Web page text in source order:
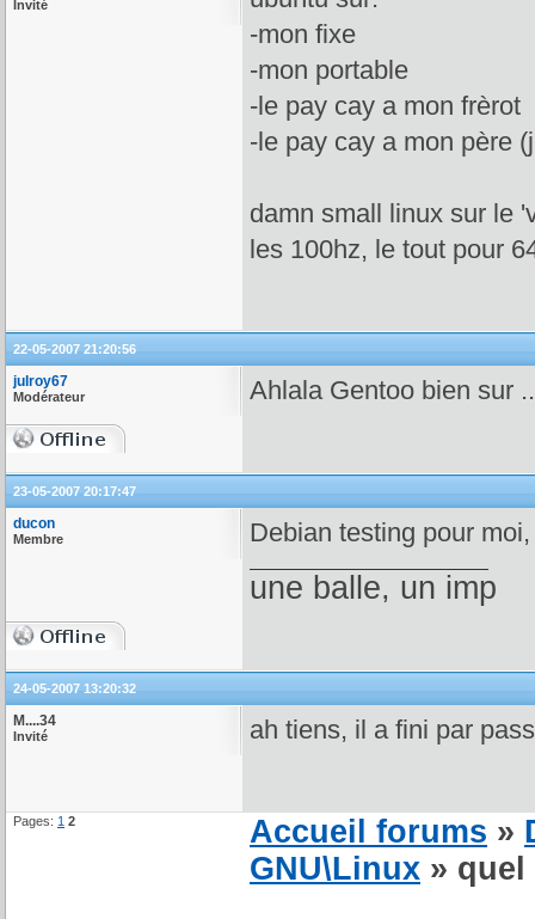
Invité
-mon fixe
-mon portable
-le pay cay a mon frèrot
-le pay cay a mon père
damn small linux sur le
les 100hz, le tout pour
22-05-2007 21:20:56
julroy67
Modérateur Ahlala Gentoo bien sur
23-05-2007 20:17:47
ducon
Membre Debian testing pour
une balle, un imp
24-05-2007 13:20:32
M....34
Invité ah tiens, il a fini par
Pages: 1 2 Accueil forums »
GNU\Linux »